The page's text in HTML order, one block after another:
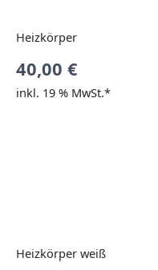
Heizkörper
40,00 €
inkl. 19 % MwSt.*
Heizkörper weiß